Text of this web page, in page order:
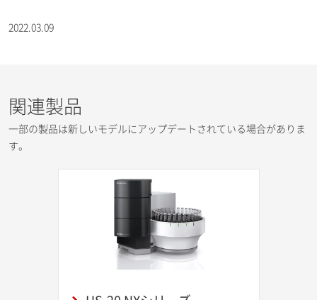
2022.03.09
関連製品
一部の製品は新しいモデルにアップデートされている場合がありま
す。